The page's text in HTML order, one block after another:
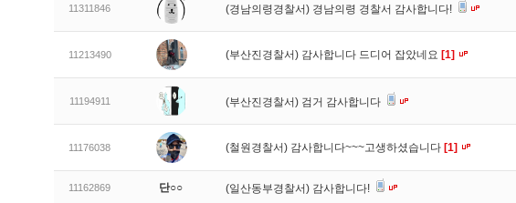
11311846 (경남의령경찰서) 경남의령 경찰서 감사합니다!
11213490 (부산진경찰서) 감사합니다 드디어 잡았네요 [1]
11194911 (부산진경찰서) 검거 감사합니다
11176038 (철원경찰서) 감사합니다~~~고생하셨습니다 [1]
11162869 단○○ (일산동부경찰서) 감사합니다!